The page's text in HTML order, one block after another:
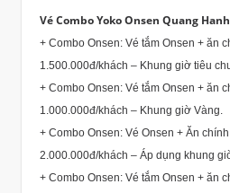
Vé Combo Yoko Onsen Quang
+ Combo Onsen: Vé tắm Onsen + ăn
1.500.000đ/khách – Khung giờ tiêu
+ Combo Onsen: Vé tắm Onsen + ăn
1.000.000đ/khách – Khung giờ Vàng.
+ Combo Onsen: Vé Onsen + Ăn
2.000.000đ/khách – Áp dụng khung
+ Combo Onsen: Vé tắm Onsen + ăn